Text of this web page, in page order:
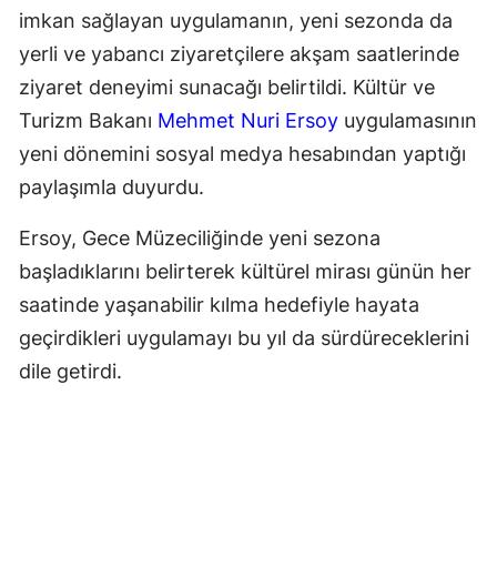
imkan sağlayan uygulamanın, yeni sezonda da
yerli ve yabancı ziyaretçilere akşam saatlerinde
ziyaret deneyimi sunacağı belirtildi. Kültür ve
Turizm Bakanı Mehmet Nuri Ersoy uygulamasının
yeni dönemini sosyal medya hesabından yaptığı
paylaşımla duyurdu.
Ersoy, Gece Müzeciliğinde yeni sezona
başladıklarını belirterek kültürel mirası günün her
saatinde yaşanabilir kılma hedefiyle hayata
geçirdikleri uygulamayı bu yıl da sürdüreceklerini
dile getirdi.